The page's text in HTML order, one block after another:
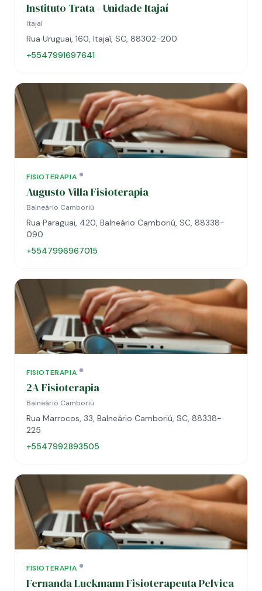
Instituto Trata - Unidade Itajaí
Itajaí
Rua Uruguai, 160, Itajaí, SC, 88302-200
+5547991697641
FISIOTERAPIA
Augusto Villa Fisioterapia
Balneário Camboriú
Rua Paraguai, 420, Balneário Camboriú, SC, 88338-
090
+5547996967015
FISIOTERAPIA
2A Fisioterapia
Balneário Camboriú
Rua Marrocos, 33, Balneário Camboriú, SC, 88338-
225
+5547992893505
FISIOTERAPIA
Fernanda Luckmann Fisioterapeuta Pelvica